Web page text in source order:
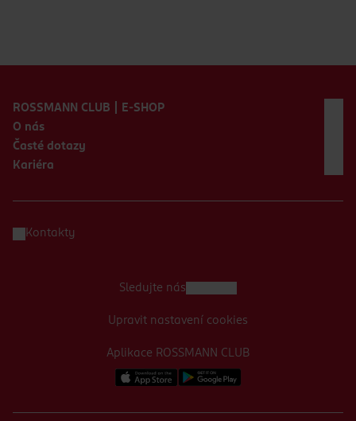
ROSSMANN CLUB | E-SHOP
O nás
Časté dotazy
Kariéra
Kontakty
Aplikace ROSSMANN CLUB
Sledujte nás
Upravit nastavení cookies